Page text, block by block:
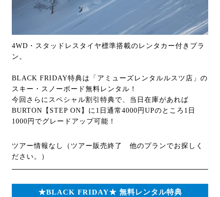
4WD・スタッドレスタイヤ標準搭載のレンタカー付きプラ
ン。
BLACK FRIDAY特典は「アミューズレンタルルスツ店」の
スキー・スノーボード無料レンタル！
今回さらにスペシャル割引特典で、当日在庫があれば
BURTON【STEP ON】に1日通常4000円UPのところ1日
1000円でグレードアップ可能！
ツアー情報なし（ツアー販売終了 他のプランでお探しく
ださい。）
★BLACK FRIDAY★ 無料レンタル特典